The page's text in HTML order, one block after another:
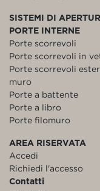
SISTEMI DI
PORTE INTERNE
Porte scorrevoli
Porte scorrevoli in
Porte scorrevoli
muro
Porte a battente
Porte a libro
Porte filomuro
AREA RISERVATA
Accedi
Richiedi l'accesso
Contatti